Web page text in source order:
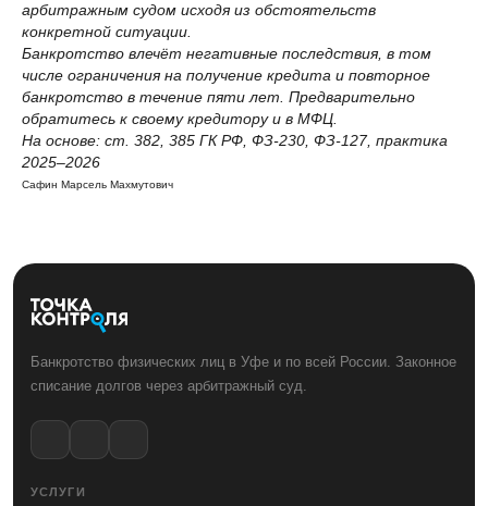
арбитражным судом исходя из обстоятельств
конкретной ситуации.
Банкротство влечёт негативные последствия, в том
числе ограничения на получение кредита и повторное
банкротство в течение пяти лет. Предварительно
обратитесь к своему кредитору и в МФЦ.
На основе: ст. 382, 385 ГК РФ, ФЗ-230, ФЗ-127, практика
2025–2026
Сафин Марсель Махмутович
Банкротство физических лиц в Уфе и по всей России. Законное
списание долгов через арбитражный суд.
УСЛУГИ